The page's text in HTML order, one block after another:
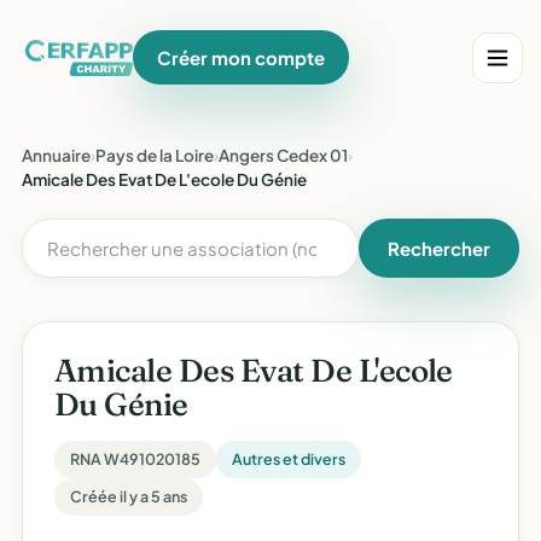
Créer mon compte
Annuaire›Pays de la Loire›Angers Cedex 01›
Amicale Des Evat De L'ecole Du Génie
Rechercher
Amicale Des Evat De L'ecole
Du Génie
RNA W491020185
Autres et divers
Créée il y a 5 ans